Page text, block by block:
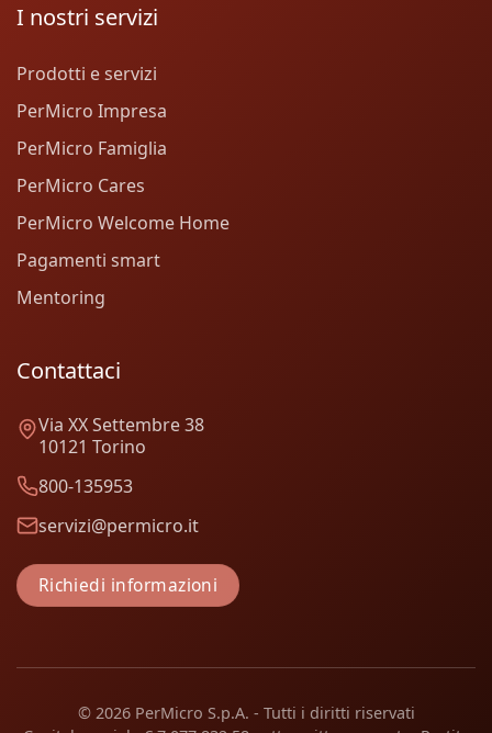
I nostri servizi
Prodotti e servizi
PerMicro Impresa
PerMicro Famiglia
PerMicro Cares
PerMicro Welcome Home
Pagamenti smart
Mentoring
Contattaci
Via XX Settembre 38
10121 Torino
800-135953
servizi@permicro.it
Richiedi informazioni
© 2026 PerMicro S.p.A. - Tutti i diritti riservati